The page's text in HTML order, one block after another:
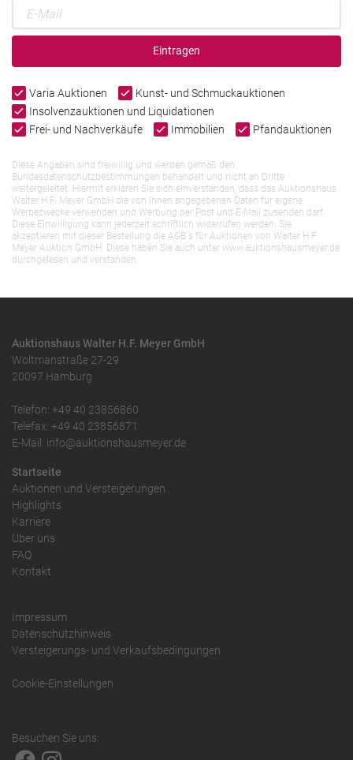
Eintragen
Varia Auktionen
Kunst- und Schmuckauktionen
Insolvenzauktionen und Liquidationen
Frei- und Nachverkäufe
Immobilien Pfandauktionen
Diese Angaben sind freiwillig und werden gemäß den
Bundesdatenschutzbestimmungen behandelt und nicht an Dritte
weitergeleitet. Hiermit erklären Sie sich einverstanden, dass das Auktionshaus
Walter H.F. Meyer GmbH die von Ihnen angegebenen Daten für eigene
Werbezwecke verwenden und Werbung per Post und E-Mail zusenden darf.
Diese Einwilligung kann jederzeit schriftlich widerrufen werden. Sie
akzeptieren mit dieser Bestellung die AGB`s für Auktionen von Walter H.F.
Meyer Auktion GmbH. Diese haben Sie auch unter www.auktionshausmeyer.de
durchgelesen und verstanden.
Auktionshaus Walter H.F. Meyer GmbH
Woltmanstraße 27-29
20097 Hamburg
Telefon: +49 40 23856860
Telefax: +49 40 23856871
E-Mail: info@auktionshausmeyer.de
Startseite
Auktionen und Versteigerungen
Highlights
Karriere
Über uns
FAQ
Kontakt
Impressum
Datenschutzhinweis
Versteigerungs- und Verkaufsbedingungen
Cookie-Einstellungen
Besuchen Sie uns: